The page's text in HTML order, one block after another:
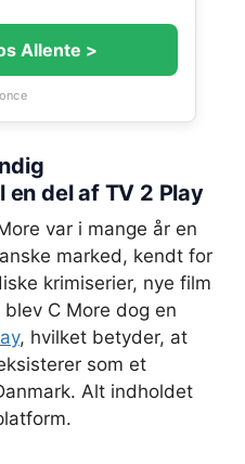
Allente >
del af TV 2 Play
var i mange år en
marked, kendt for
krimiserier, nye film
C More dog en
, hvilket betyder, at
som et
Alt indholdet